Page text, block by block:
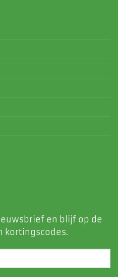
en blijf op de
kortingscodes.